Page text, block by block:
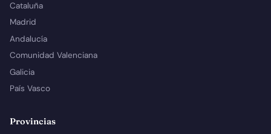
Cataluña
Madrid
Andalucía
Comunidad Valenciana
Galicia
País Vasco
Provincias